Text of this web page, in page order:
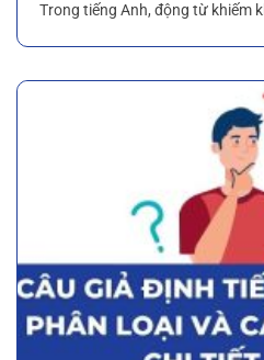
Trong tiếng Anh, động từ khiếm